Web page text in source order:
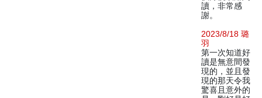
讀，非常感
謝。
2023/8/18 璐
羽
第一次知道好
讀是無意間發
現的，並且發
現的那天令我
驚喜且意外的